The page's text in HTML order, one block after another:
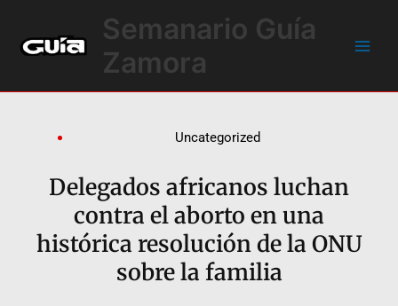
contenido
Semanario Guía
Zamora
Uncategorized
Delegados africanos luchan
contra el aborto en una
histórica resolución de la ONU
sobre la familia